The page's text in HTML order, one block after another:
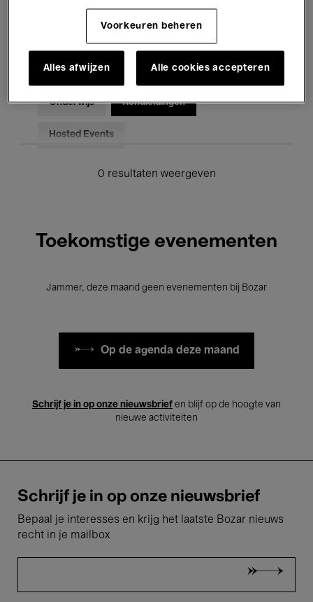
Voor iedereen Kids’ Palace
Onderwijs Rondleidingen
Hosted Events
0 resultaten weergeven
Toekomstige evenementen
Jammer, deze maand geen evenementen bij Bozar
Op de agenda deze maand
Schrijf je in op onze nieuwsbrief en blijf op de hoogte van
nieuwe activiteiten
Schrijf je in op onze nieuwsbrief
Bepaal je interesses en krijg het laatste Bozar nieuws
recht in je mailbox
Voorkeuren beheren
Alles afwijzen Alle cookies accepteren